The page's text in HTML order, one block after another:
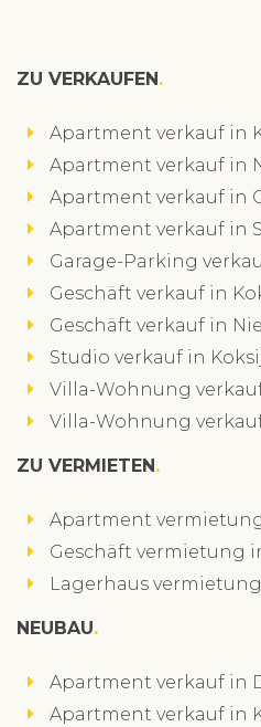
ZU VERKAUFEN
Apartment verkauf in
Apartment verkauf in
Apartment verkauf in
Apartment verkauf in
Garage-Parking
Geschäft verkauf in
Geschäft verkauf in
Studio verkauf in
Villa-Wohnung
Villa-Wohnung
ZU VERMIETEN
Apartment
Geschäft vermietung
Lagerhaus
NEUBAU
Apartment verkauf in
Apartment verkauf in